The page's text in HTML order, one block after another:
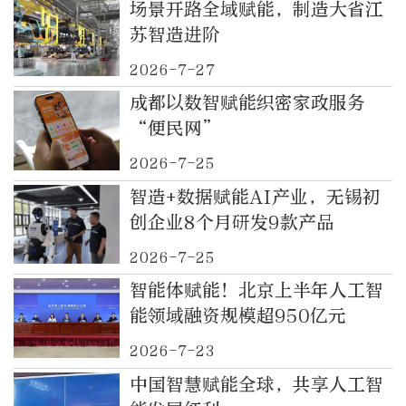
场景开路全域赋能，制造大省江
苏智造进阶
2026-7-27
成都以数智赋能织密家政服务
“便民网”
2026-7-25
智造+数据赋能AI产业，无锡初
创企业8个月研发9款产品
2026-7-25
智能体赋能！北京上半年人工智
能领域融资规模超950亿元
2026-7-23
中国智慧赋能全球，共享人工智